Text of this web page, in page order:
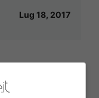
Lug 18, 2017